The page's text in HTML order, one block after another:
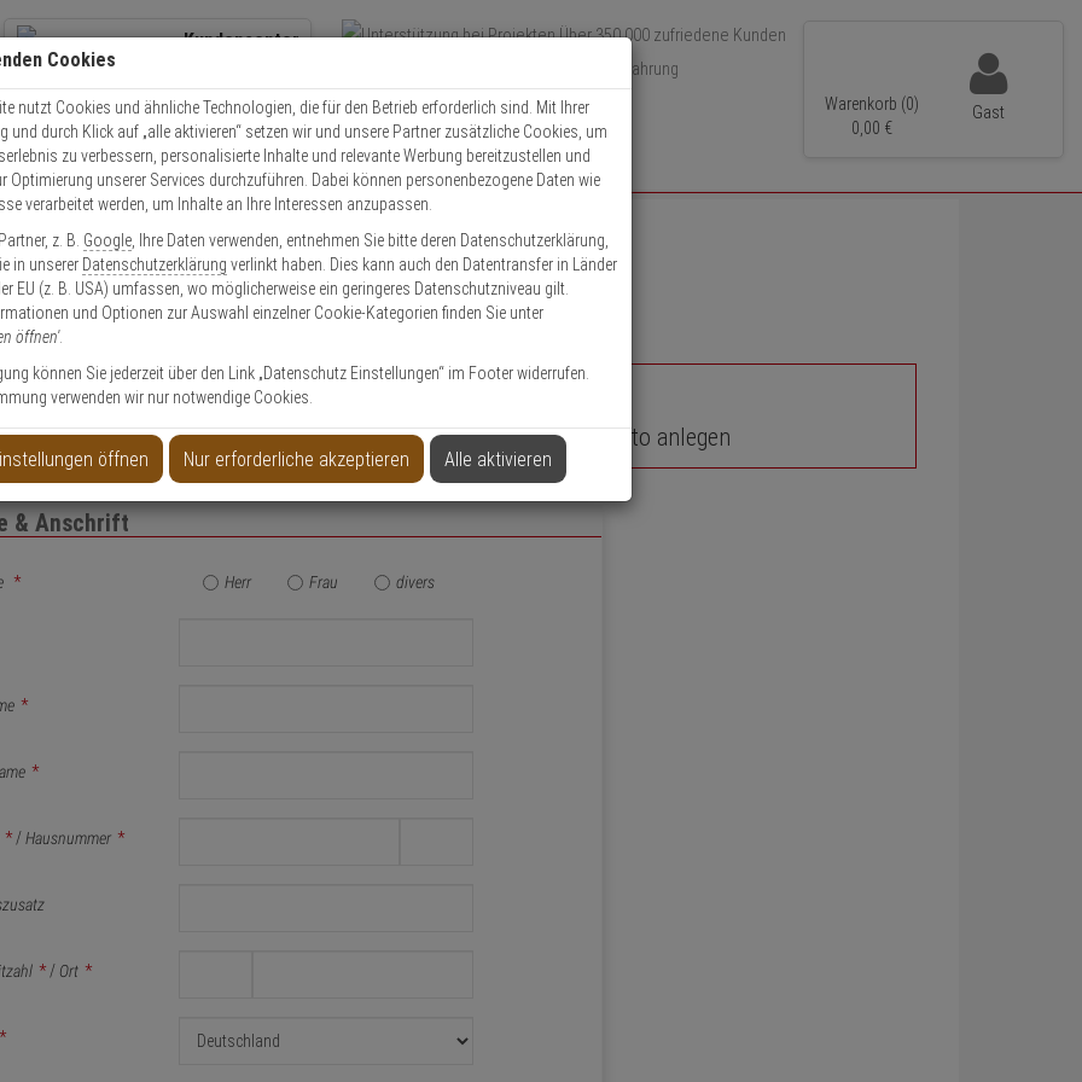
Kundencenter
Kontaktservice nutzen
Mo. - Do.: 8:00 - 16:30 Fr. 8:00 - 14:00 Uhr
Über 350.000 zufriedene Kunden
Über 15 Jahre Erfahrung
Schneller Versand
Warenkorb (0)
0, 00 €
Gast
EXPERT-Security für Privatkunden
Das Beste für Ihre Sicherheit!
anlegen Privatkunden-Konto anlegen
& Anschrift
* Herr Frau divers
*
*
* /Hausnummer *
* / Ort *
*
Cookies
nutzt Cookies und ähnliche Technologien, die für den Betrieb erforderlich sind. Mit Ihrer
und durch Klick auf „alle aktivieren“ setzen wir und unsere Partner zusätzliche Cookies, um
zu verbessern, personalisierte Inhalte und relevante Werbung bereitzustellen und
Optimierung unserer Services durchzuführen. Dabei können personenbezogene Daten wie
verarbeitet werden, um Inhalte an Ihre Interessen anzupassen.
z. B. Google , Ihre Daten verwenden, entnehmen Sie bitte deren Datenschutzerklärung,
in unserer Datenschutzerklärung verlinkt haben. Dies kann auch den Datentransfer in Länder
EU (z. B. USA) umfassen, wo möglicherweise ein geringeres Datenschutzniveau gilt.
und Optionen zur Auswahl einzelner Cookie-Kategorien finden Sie unter
öffnen'.
können Sie jederzeit über den Link „Datenschutz Einstellungen“ im Footer widerrufen.
verwenden wir nur notwendige Cookies.
öffnen Nur erforderliche akzeptieren Alle aktivieren